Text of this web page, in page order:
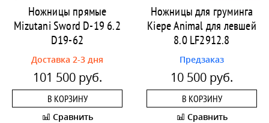
Ножницы прямые
Mizutani Sword D-19 6.2
D19-62
Доставка 2-3 дня
101 500 руб.
В КОРЗИНУ
Сравнить
Ножницы для груминга
Kiepe Animal для левшей
8.0 LF2912.8
Предзаказ
10 500 руб.
В КОРЗИНУ
Сравнить